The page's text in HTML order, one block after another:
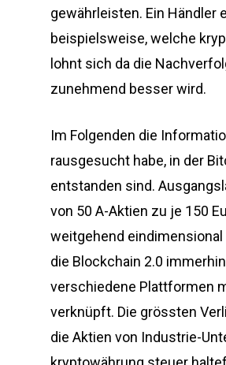
gewährleisten. Ein Händler
beispielsweise, welche
lohnt sich da die
zunehmend besser wird.
Im Folgenden die
rausgesucht habe, in der
entstanden sind.
von 50 A-Aktien zu je 150
weitgehend eindimensional
die Blockchain 2.0
verschiedene Plattformen
verknüpft. Die grössten
die Aktien von Industrie-